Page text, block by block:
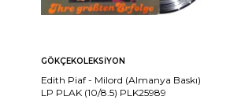
Sepete
Ekle
GÖKÇEKOLEKSIYON
Edith Piaf - Milord (Almanya Baskı)
LP PLAK (10/8.5) PLK25989